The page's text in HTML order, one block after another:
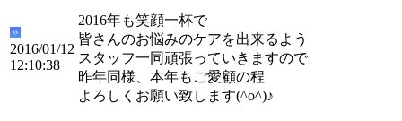
2016/01/12
12:10:38
2016年も笑顔一杯で
皆さんのお悩みのケアを出来るよう
スタッフ一同頑張っていきますので
昨年同様、本年もご愛顧の程
よろしくお願い致します(^o^)♪